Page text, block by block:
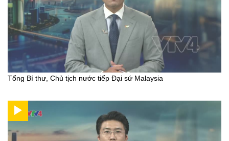
Tổng Bí thư, Chủ tịch nước tiếp Đại sứ Malaysia